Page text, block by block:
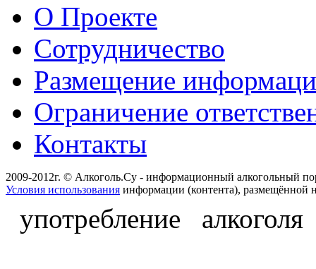
О Проекте
Сотрудничество
Размещение
Ограничение
Контакты
2009-2012г. © Алкоголь.Су - информационный алкогольный
Условия использования информации (контента), размещённой
употребление